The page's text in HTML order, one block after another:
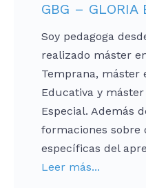
Soy pedagoga
realizado máster
Temprana, máster
Educativa y
Especial. Además
formaciones sobre
específicas del
Leer más...